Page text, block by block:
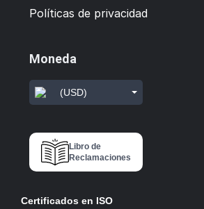
Políticas de privacidad
Moneda
(USD)
Libro de
Reclamaciones
Certificados en ISO